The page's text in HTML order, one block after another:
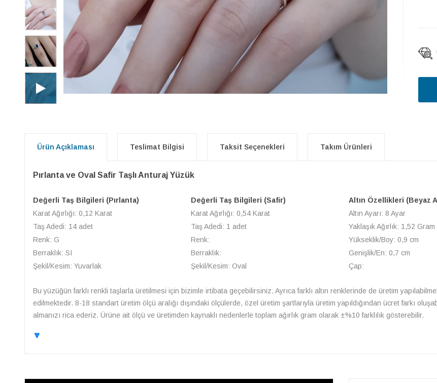
Ürün Açıklaması Teslimat Bilgisi Taksit Seçenekleri Takım Ürünleri
Pırlanta ve Oval Safir Taşlı Anturaj Yüzük
Değerli Taş Bilgileri (Pırlanta)
Karat Ağırlığı: 0,12 Karat
Taş Adedi: 14 adet
Renk: G
Berraklık: SI
Şekil/Kesim: Yuvarlak
Değerli Taş Bilgileri (Safir)
Karat Ağırlığı: 0,54 Karat
Taş Adedi: 1 adet
Renk:
Berraklık:
Şekil/Kesim: Oval
Altın Özellikleri (Beyaz
Altın Ayarı: 8 Ayar
Yaklaşık Ağırlık: 1,52 Gram
Yükseklik/Boy: 0,9 cm
Genişlik/En: 0,7 cm
Çap:
Bu yüzüğün farklı renkli taşlarla üretilmesi için bizimle irtibata geçebilirsiniz. Ayrıca farklı altın renklerinde de üretim
edilmektedir. 8-18 standart üretim ölçü aralığı dışındaki ölçülerde, özel üretim şartlarıyla üretim yapıldığından ücret farkı
almanızı rica ederiz. Ürüne ait ölçü ve üretimden kaynaklı nedenlerle toplam ağırlık gram olarak ±%10 farklılık gösterebilir.
🔽